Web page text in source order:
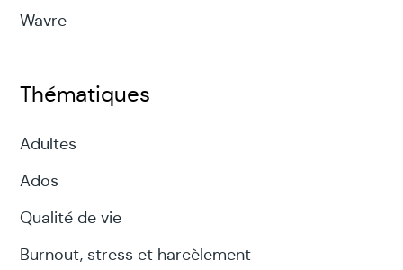
Wavre
Thématiques
Adultes
Ados
Qualité de vie
Burnout, stress et harcèlement